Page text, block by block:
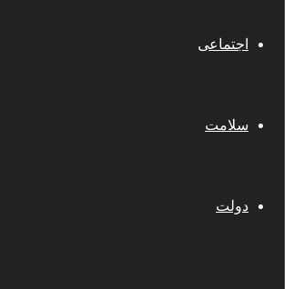
اجتماعی
سلامت
دولت